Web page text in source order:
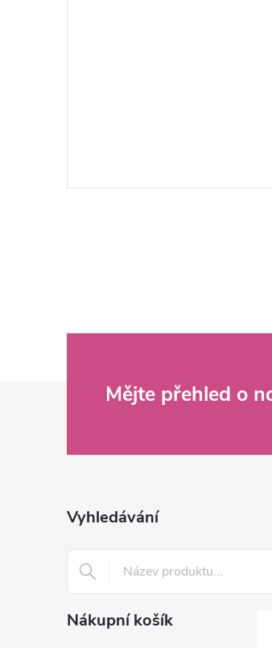
Mějte přehled o
Vyhledávání
Nákupní košík